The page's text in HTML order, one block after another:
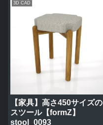
3D CAD
【家具】高さ450サイズの
スツール【formZ】
stool_0093